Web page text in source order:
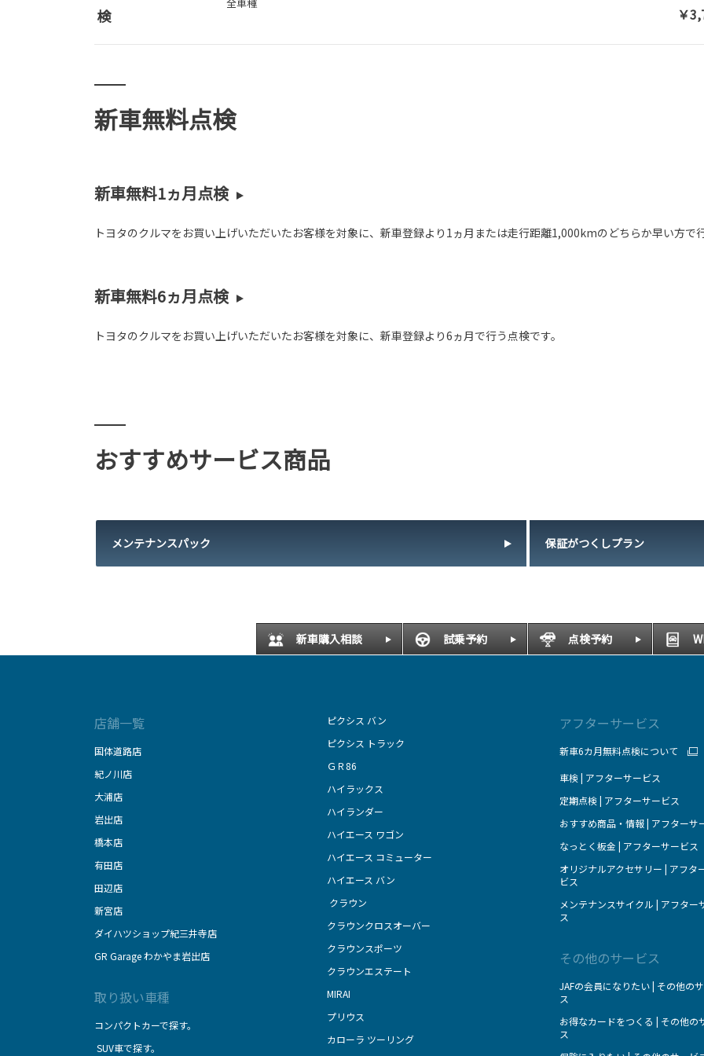
検
￥
新車無料点検
新車無料1ヵ月点検
トヨタのクルマをお買い上げいただいたお客様を対象に、新車登録より1ヵ月または走行距離1,000kmのどちらか早い方で
新車無料6ヵ月点検
トヨタのクルマをお買い上げいただいたお客様を対象に、新車登録より6ヵ月で行う点検です。
おすすめサービス商品
メンテナンスパック 保証がつくしプラン
新車購入相談 試乗予約 点検予約
店舗一覧
国体道路店
紀ノ川店
大浦店
岩出店
橋本店
有田店
田辺店
新宮店
ダイハツショップ紀三井寺店
GR Garage わかやま岩出店
取り扱い車種
コンパクトカーで探す。
SUV車で探す。
ピクシス バン
ピクシス トラック
ＧＲ86
ハイラックス
ハイランダー
ハイエース ワゴン
ハイエース コミューター
ハイエース バン
クラウン
クラウンクロスオーバー
クラウンスポーツ
クラウンエステート
MIRAI
プリウス
カローラ ツーリング
アフターサービス
新車6カ月無料点検について
車検 | アフターサービス
定期点検 | アフターサービス
おすすめ商品・情報 | アフターサ
なっとく板金 | アフターサービス
オリジナルアクセサリー | アフタ
ビス
メンテナンスサイクル | アフター
ス
その他のサービス
JAFの会員になりたい | その他の
ス
お得なカードをつくる | その他の
ス